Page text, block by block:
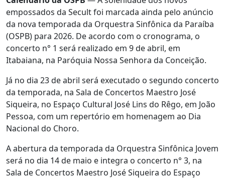
empossados da Secult foi marcada ainda pelo anúncio
da nova temporada da Orquestra Sinfônica da Paraíba
(OSPB) para 2026. De acordo com o cronograma, o
concerto n° 1 será realizado em 9 de abril, em
Itabaiana, na Paróquia Nossa Senhora da Conceição.
Já no dia 23 de abril será executado o segundo concerto
da temporada, na Sala de Concertos Maestro José
Siqueira, no Espaço Cultural José Lins do Rêgo, em João
Pessoa, com um repertório em homenagem ao Dia
Nacional do Choro.
A abertura da temporada da Orquestra Sinfônica Jovem
será no dia 14 de maio e integra o concerto n° 3, na
Sala de Concertos Maestro José Siqueira do Espaço